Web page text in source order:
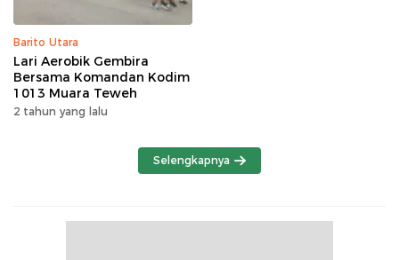
Barito Utara
Lari Aerobik Gembira
Bersama Komandan Kodim
1013 Muara Teweh
2 tahun yang lalu
Selengkapnya